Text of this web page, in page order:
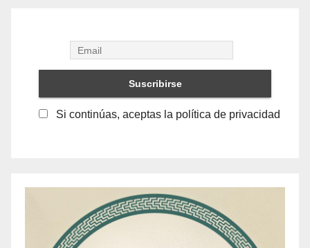
Si continúas, aceptas la política de privacidad